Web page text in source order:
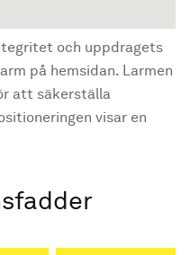
och uppdragets
på hemsidan. Larmen
att säkerställa
visar en